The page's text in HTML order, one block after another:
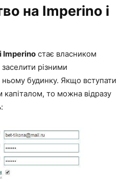
на Imperino і
Imperino стає власником
різними
будинку. Якщо вступати
капіталом, то можна відразу